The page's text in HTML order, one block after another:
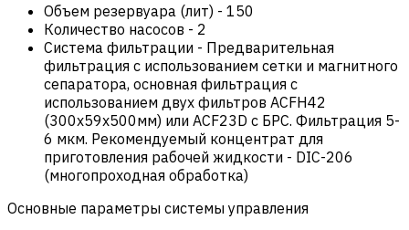
Объем резервуара (лит) - 150
Количество насосов - 2
Система фильтрации - Предварительная
фильтрация с использованием сетки и магнитного
сепаратора, основная фильтрация с
использованием двух фильтров ACFH42
(300x59x500мм) или ACF23D с БРС. Фильтрация 5-
6 мкм. Рекомендуемый концентрат для
приготовления рабочей жидкости - DIC-206
(многопроходная обработка)
Основные параметры системы управления